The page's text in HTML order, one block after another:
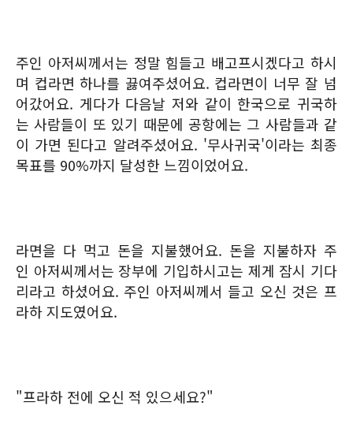
주인 아저씨께서는 정말 힘들고 배고프시겠다고 하시
며 컵라면 하나를 끓여주셨어요. 컵라면이 너무 잘 넘
어갔어요. 게다가 다음날 저와 같이 한국으로 귀국하
는 사람들이 또 있기 때문에 공항에는 그 사람들과 같
이 가면 된다고 알려주셨어요. '무사귀국'이라는 최종
목표를 90%까지 달성한 느낌이었어요.
라면을 다 먹고 돈을 지불했어요. 돈을 지불하자 주
인 아저씨께서는 장부에 기입하시고는 제게 잠시 기다
리라고 하셨어요. 주인 아저씨께서 들고 오신 것은 프
라하 지도였어요.
"프라하 전에 오신 적 있으세요?"